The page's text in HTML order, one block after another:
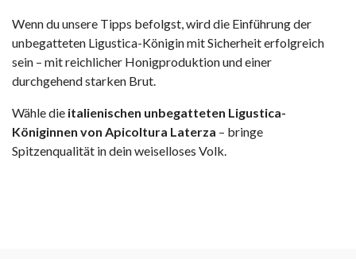
Wenn du unsere Tipps befolgst, wird die Einführung der
unbegatteten Ligustica-Königin mit Sicherheit erfolgreich
sein – mit reichlicher Honigproduktion und einer
durchgehend starken Brut.
Wähle die italienischen unbegatteten Ligustica-
Königinnen von Apicoltura Laterza – bringe
Spitzenqualität in dein weiselloses Volk.